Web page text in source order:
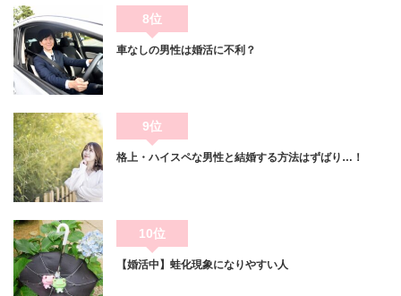
8位
車なしの男性は婚活に不利？
9位
格上・ハイスペな男性と結婚する方法はずばり…！
10位
【婚活中】蛙化現象になりやすい人